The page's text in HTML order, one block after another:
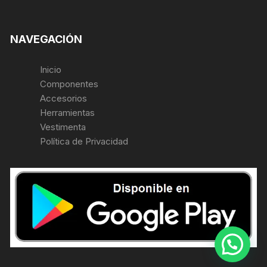
NAVEGACIÓN
Inicio
Componentes
Accesorios
Herramientas
Vestimenta
Política de Privacidad